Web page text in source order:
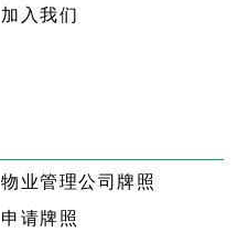
加入我们
物业管理公司牌照
申请牌照